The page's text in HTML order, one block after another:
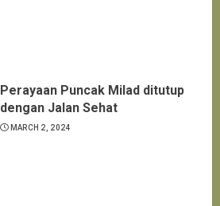
Perayaan Puncak Milad ditutup
dengan Jalan Sehat
MARCH 2, 2024